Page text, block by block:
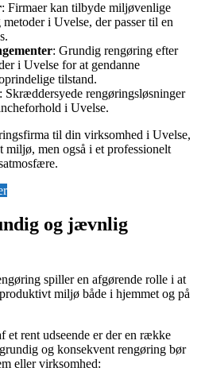
: Firmaer kan tilbyde miljøvenlige
i Uvelse, der passer til en
: Grundig rengøring efter
i Uvelse for at gendanne
tilstand.
: Skræddersyede rengøringsløsninger
i Uvelse.
til din virksomhed i Uvelse,
miljø, men også i et professionelt
og jævnlig
spiller en afgørende rolle i at
miljø både i hjemmet og på
et rent udseende er der en række
og konsekvent rengøring bør
eller virksomhed: